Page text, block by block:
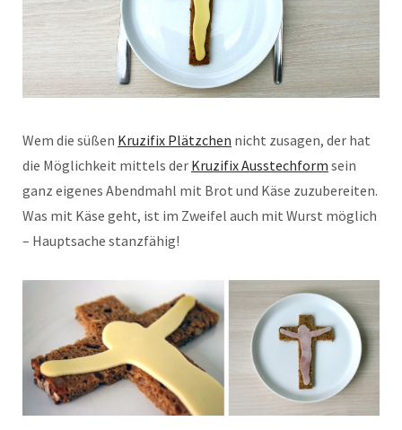
Wem die süßen Kruzifix Plätzchen nicht zusagen, der hat
die Möglichkeit mittels der Kruzifix Ausstechform sein
ganz eigenes Abendmahl mit Brot und Käse zuzubereiten.
Was mit Käse geht, ist im Zweifel auch mit Wurst möglich
– Hauptsache stanzfähig!